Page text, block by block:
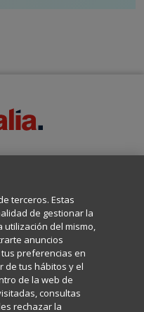
de Hostalia, dirigido por
terceros. Estas
de gestionar la
del mismo,
anuncios
preferencias en
de tus hábitos y el
de la web de
consultas
rechazar la